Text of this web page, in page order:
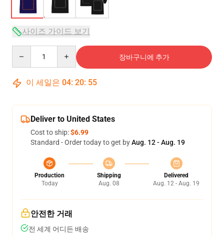
사이즈 가이드 보기
장바구니에 추가
이 세일은 04: 20: 54
Deliver to United States
Cost to ship:$6.99
Standard - Order today to get byAug. 12 - Aug. 19
Production
Today
Shipping
Aug. 08
Delivered
Aug. 12 - Aug. 19
안전한 거래
전 세계 어디든 배송